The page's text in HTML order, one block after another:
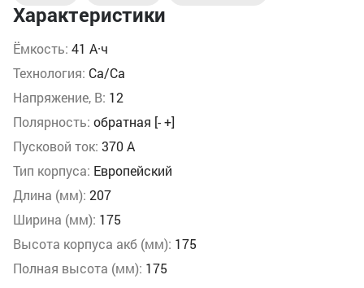
Характеристики
Ёмкость: 41 А·ч
Технология: Ca/Ca
Напряжение, В: 12
Полярность: обратная [- +]
Пусковой ток: 370 А
Тип корпуса: Европейский
Длина (мм): 207
Ширина (мм): 175
Высота корпуса акб (мм): 175
Полная высота (мм): 175